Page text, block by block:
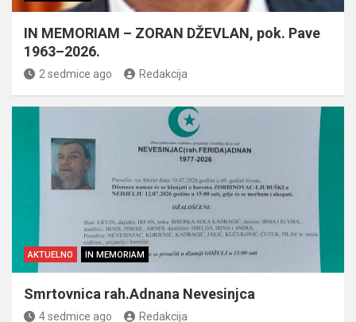
IN MEMORIAM – ZORAN DŽEVLAN, pok. Pave
1963–2026.
2 sedmice ago Redakcija
AKTUELNO IN MEMORIAM
Smrtovnica rah.Adnana Nevesinjca
4 sedmice ago Redakcija